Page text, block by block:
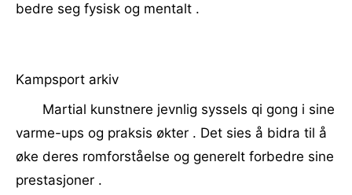
bedre seg fysisk og mentalt .
Kampsport arkiv
Martial kunstnere jevnlig syssels qi gong i sine
varme-ups og praksis økter . Det sies å bidra til å
øke deres romforståelse og generelt forbedre sine
prestasjoner .